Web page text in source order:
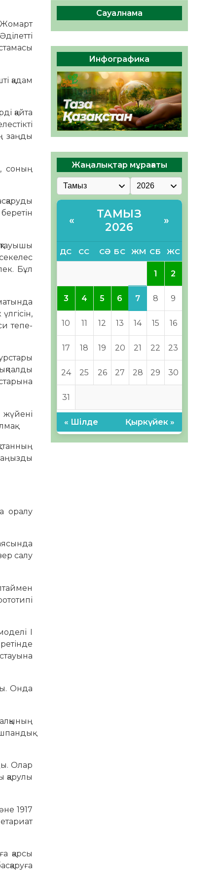
қадам
қайта
заңды
соның
Бұл
тепе-
оралу
салу
I
Онда
Олар
1917
қарсы
Руслан Рүстемұлы облыс
әкімінің кеңесшісі болып
тағайындалды
05.08.2026
38 0
Сауалнама
Инфографика
Жаңалықтар мұрағаты
«
ТАМЫЗ
2026
»
ДС СС СӘ БС ЖМ СБ ЖС
1 2
3 4 5 6 7 8 9
10 11 12 13 14 15 16
17 18 19 20 21 22 23
24 25 26 27 28 29 30
31
« Шілде Қыркүйек »